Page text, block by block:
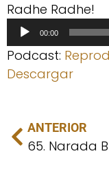
Radhe Radhe!
Reproductor
de
audio
00:00
Podcast:
Descargar
ANTERIOR